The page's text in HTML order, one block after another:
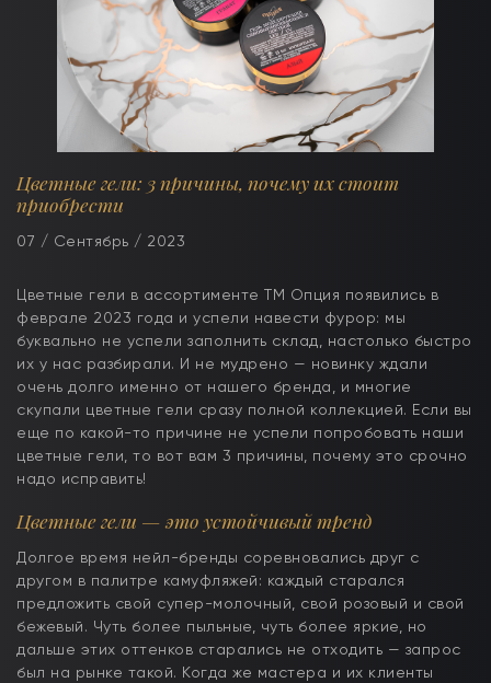
Цветные гели: 3 причины, почему их стоит
приобрести
07 / Сентябрь / 2023
Цветные гели в ассортименте ТМ Опция появились в
феврале 2023 года и успели навести фурор: мы
буквально не успели заполнить склад, настолько быстро
их у нас разбирали. И не мудрено — новинку ждали
очень долго именно от нашего бренда, и многие
скупали цветные гели сразу полной коллекцией. Если вы
еще по какой-то причине не успели попробовать наши
цветные гели, то вот вам 3 причины, почему это срочно
надо исправить!
Цветные гели — это устойчивый тренд
Долгое время нейл-бренды соревновались друг с
другом в палитре камуфляжей: каждый старался
предложить свой супер-молочный, свой розовый и свой
бежевый. Чуть более пыльные, чуть более яркие, но
дальше этих оттенков старались не отходить — запрос
был на рынке такой. Когда же мастера и их клиенты